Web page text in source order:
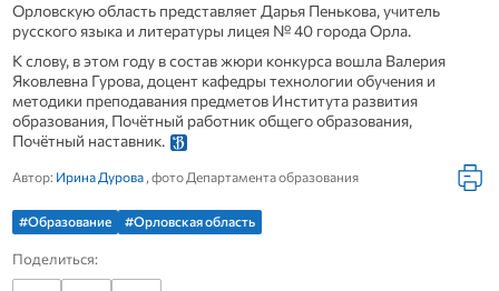
Орловскую область представляет Дарья Пенькова, учитель
русского языка и литературы лицея № 40 города Орла.
К слову, в этом году в состав жюри конкурса вошла Валерия
Яковлевна Гурова, доцент кафедры технологии обучения и
методики преподавания предметов Института развития
образования, Почётный работник общего образования,
Почётный наставник.
Автор: Ирина Дурова, фото Департамента образования
#Образование #Орловская область
Поделиться: